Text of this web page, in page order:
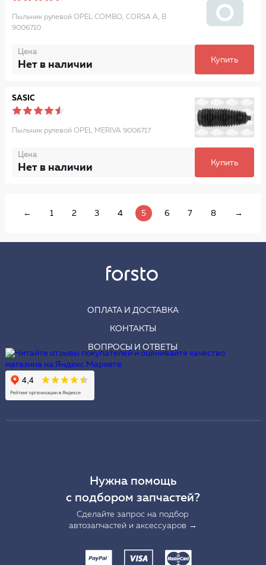
Пыльник рулевой OPEL COMBO, CORSA A, B
9006710
Цена
Нет в наличии Купить
SASIC
Пыльник рулевой OPEL MERIVA 9006717
Цена
Нет в наличии Купить
← 1 2 3 4 5 6 7 8 →
ОПЛАТА И ДОСТАВКА
КОНТАКТЫ
ВОПРОСЫ И ОТВЕТЫ
Нужна помощь
с подбором запчастей?
Сделайте запрос на подбор
автозапчастей и аксессуаров →